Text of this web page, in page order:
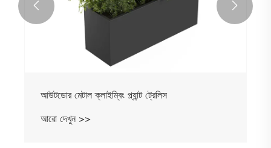
আউটডোর মেটাল ক্লাইম্বিং প্ল্যান্ট ট্রেলিস
আরো দেখুন >>
 